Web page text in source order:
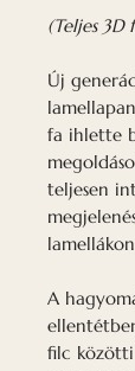
(Teljes 3D
Új
fa ihlette
teljesen
A
filc